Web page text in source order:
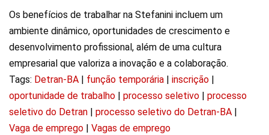
Os benefícios de trabalhar na Stefanini incluem um
ambiente dinâmico, oportunidades de crescimento e
desenvolvimento profissional, além de uma cultura
empresarial que valoriza a inovação e a colaboração.
Tags: Detran-BA função temporária inscrição
oportunidade de trabalho
processo seletivo
processo
seletivo do Detran
processo seletivo do Detran-BA
Vaga de emprego
Vagas de emprego